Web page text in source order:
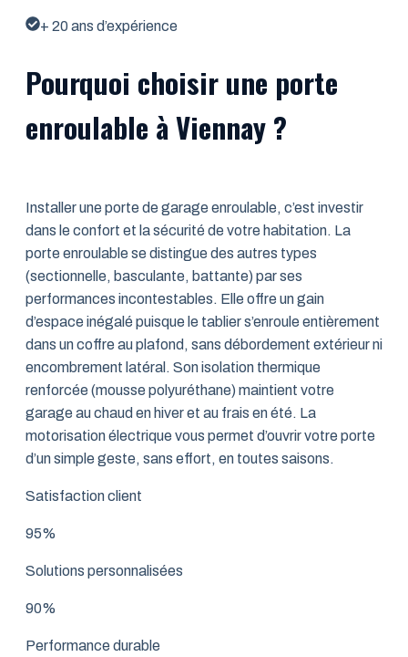
+ 20 ans d’expérience
Pourquoi choisir une porte
enroulable à Viennay ?
Installer une porte de garage enroulable, c’est investir
dans le confort et la sécurité de votre habitation. La
porte enroulable se distingue des autres types
(sectionnelle, basculante, battante) par ses
performances incontestables. Elle offre un gain
d’espace inégalé puisque le tablier s’enroule entièrement
dans un coffre au plafond, sans débordement extérieur ni
encombrement latéral. Son isolation thermique
renforcée (mousse polyuréthane) maintient votre
garage au chaud en hiver et au frais en été. La
motorisation électrique vous permet d’ouvrir votre porte
d’un simple geste, sans effort, en toutes saisons.
Satisfaction client
95%
Solutions personnalisées
90%
Performance durable